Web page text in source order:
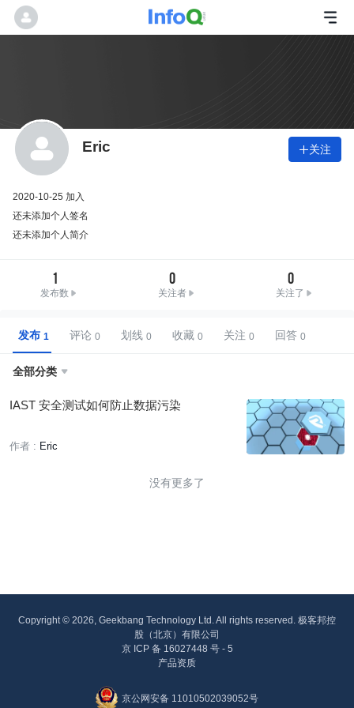
Eric 关注
2020-10-25 加入
还未添加个人签名
还未添加个人简介
1
发布数
0
关注者
0
关注了
发布 评论 划线 收藏 关注 回答
全部分类 
IAST 安全测试如何防止数据污染
作者 : Eric
没有更多了
Copyright © 2026, Geekbang Technology Ltd. All rights reserved. 极客邦控
股（北京）有限公司
京 ICP 备 16027448 号 - 5
产品资质
京公网安备 11010502039052号